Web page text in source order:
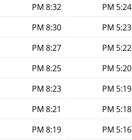
5:24 PM
8:32 PM
5:23 PM
8:30 PM
5:22 PM
8:27 PM
5:20 PM
8:25 PM
5:19 PM
8:23 PM
5:18 PM
8:21 PM
5:16 PM
8:19 PM